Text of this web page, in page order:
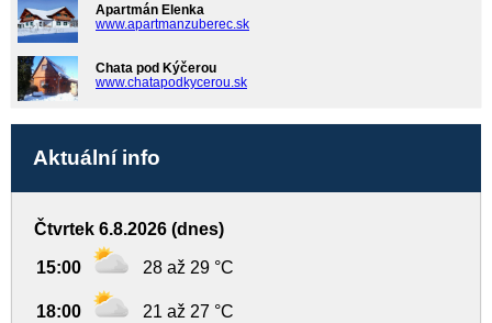
Apartmán Elenka
www.apartmanzuberec.sk
Chata pod Kýčerou
www.chatapodkycerou.sk
Aktuální info
Čtvrtek 6.8.2026 (dnes)
15:00 28 až 29 °C
18:00 21 až 27 °C